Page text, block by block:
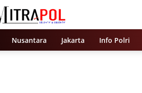
Nusantara Jakarta Info Polri